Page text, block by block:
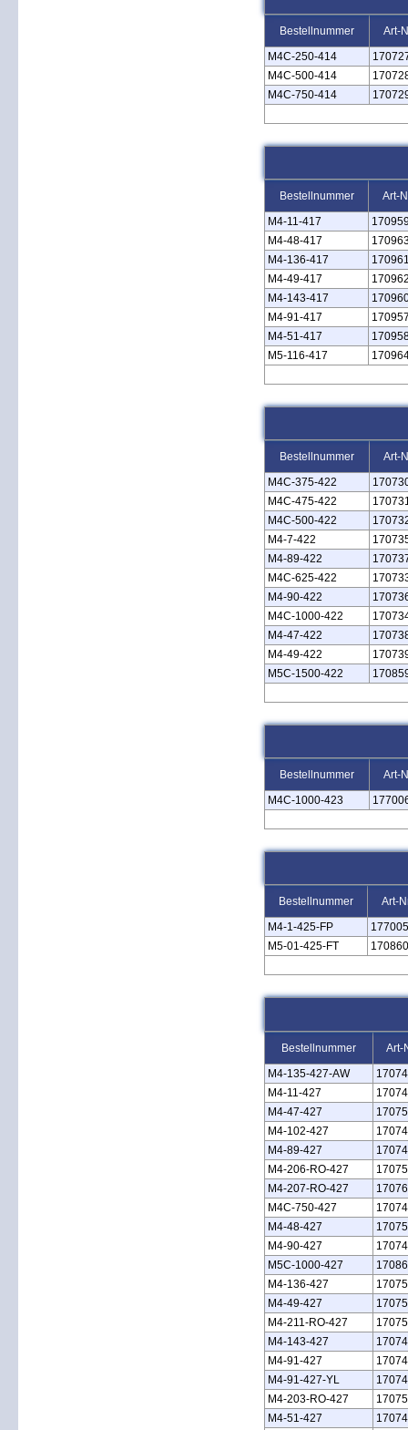
Bestellnummer
Art-
M4C‑250‑414
M4C‑500‑414
M4C‑750‑414
Bestellnummer
Art-
M4‑11‑417
M4‑48‑417
M4‑136‑417
M4‑49‑417
M4‑143‑417
M4‑91‑417
M4‑51‑417
M5‑116‑417
Bestellnummer
Art-
M4C‑375‑422
M4C‑475‑422
M4C‑500‑422
M4‑7‑422
M4‑89‑422
M4C‑625‑422
M4‑90‑422
M4C‑1000‑422
M4‑47‑422
M4‑49‑422
M5C‑1500‑422
Bestellnummer
Art-
M4C‑1000‑423
Bestellnummer
Art-
M4‑1‑425‑FP
177005
M5‑01‑425‑FT
170860
Bestellnummer
Art-
M4‑135‑427‑AW
M4‑11‑427
M4‑47‑427
M4‑102‑427
M4‑89‑427
M4‑206‑RO‑427
M4‑207‑RO‑427
M4C‑750‑427
M4‑48‑427
M4‑90‑427
M5C‑1000‑427
M4‑136‑427
M4‑49‑427
M4‑211‑RO‑427
M4‑143‑427
M4‑91‑427
M4‑91‑427‑YL
M4‑203‑RO‑427
M4‑51‑427